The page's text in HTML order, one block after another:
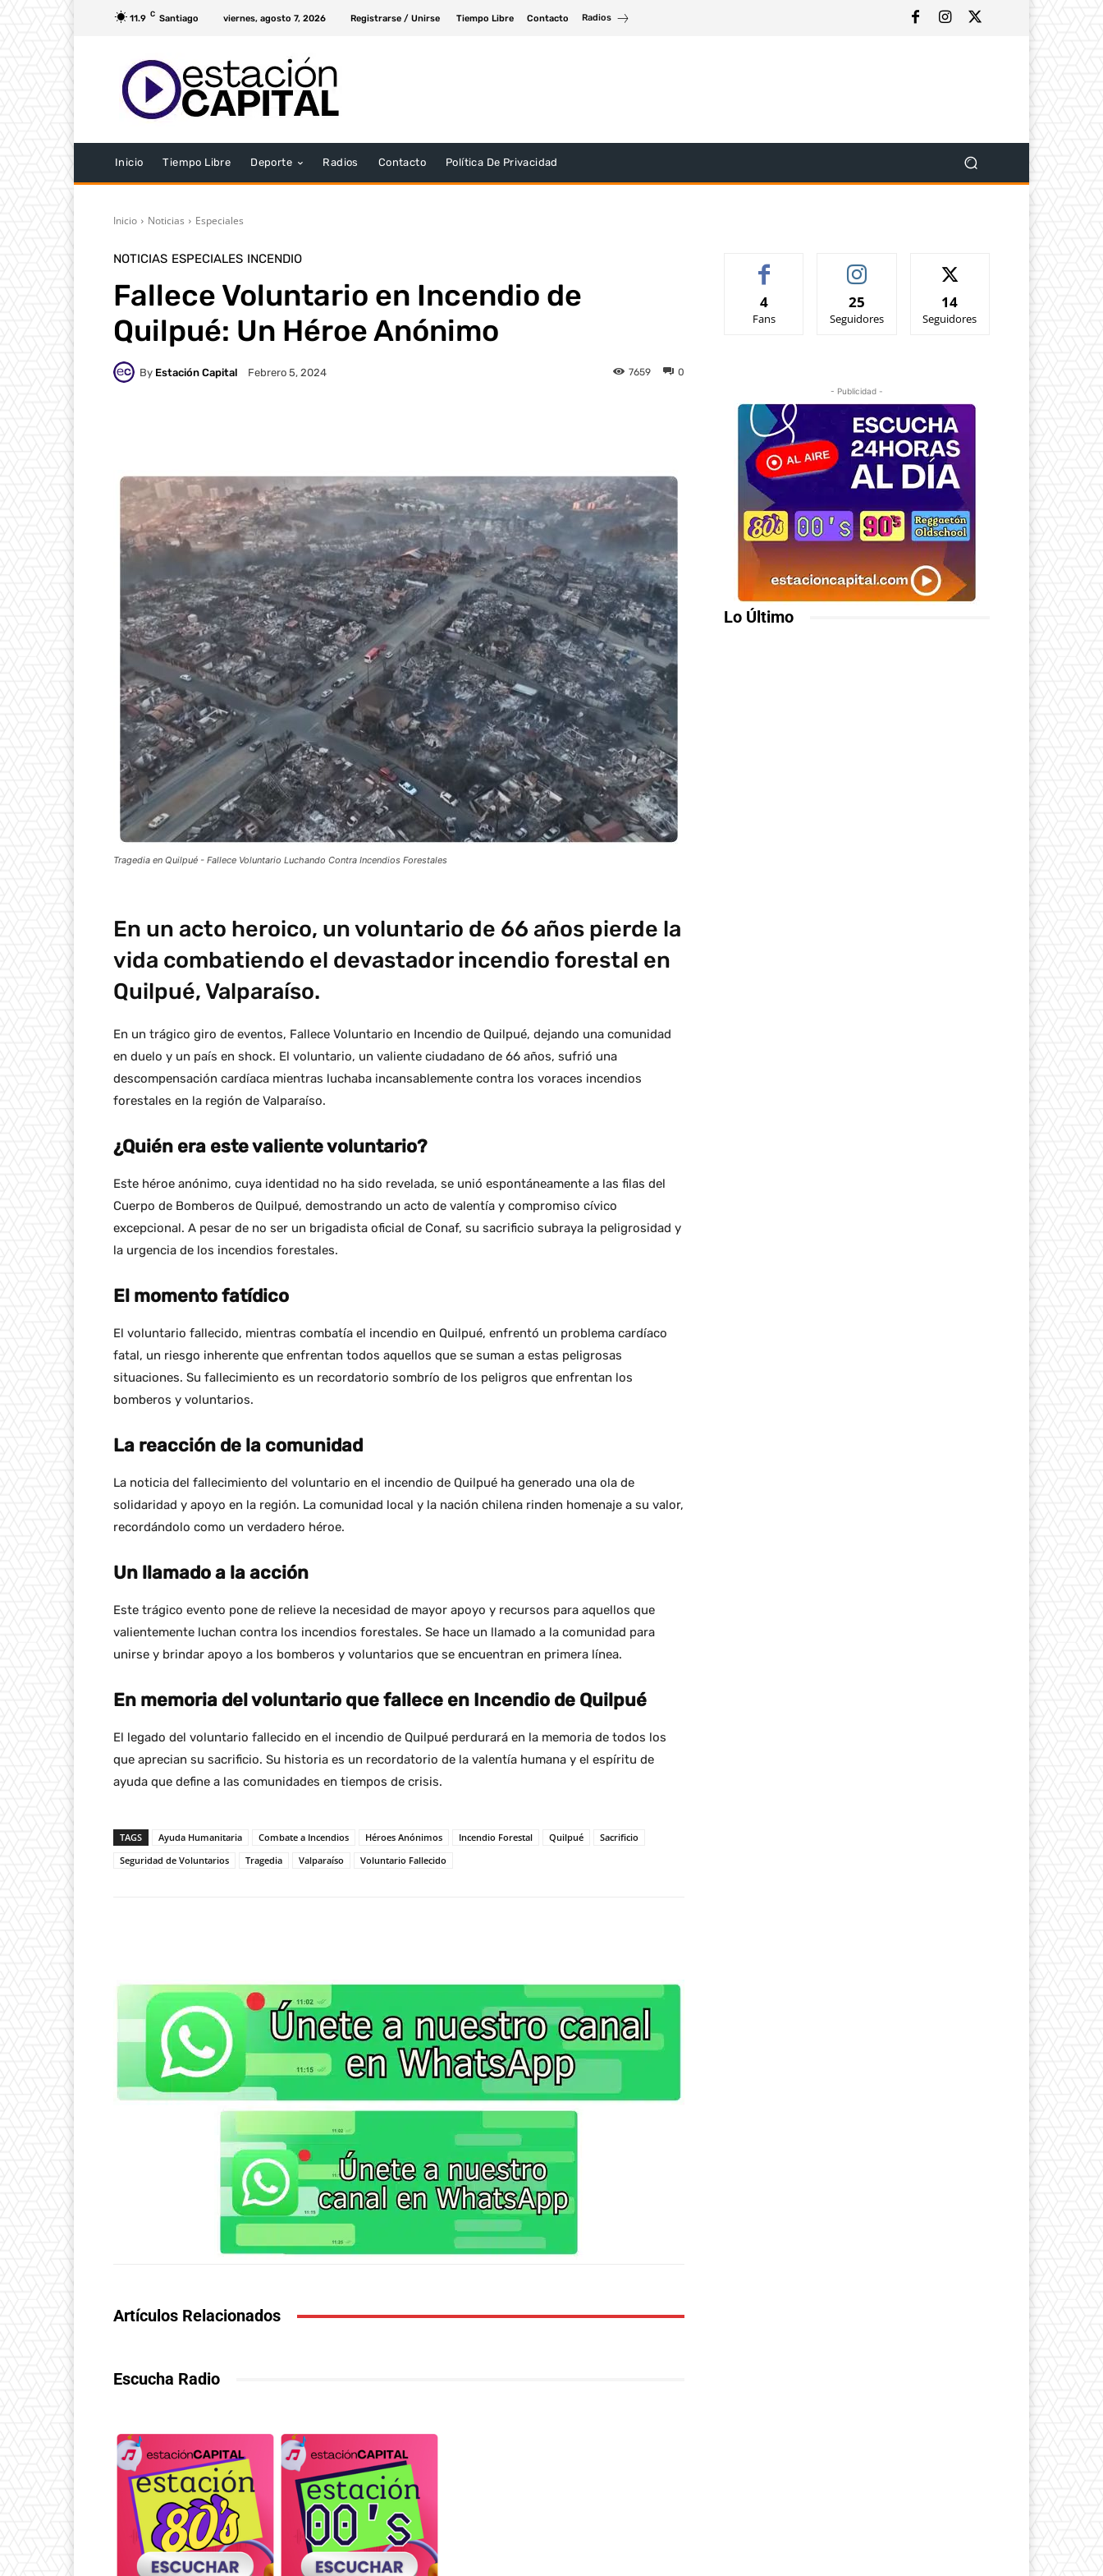
11.9 C Santiago viernes, agosto 7, 2026 Registrarse / Unirse Tiempo Libre Contacto Radios
Inicio Tiempo Libre Deporte Radios Contacto Política De Privacidad
Inicio Noticias Especiales
NOTICIAS ESPECIALES INCENDIO
Fallece Voluntario en Incendio de
Quilpué: Un Héroe Anónimo
By Estación Capital Febrero 5, 2024 0
7659
Tragedia en Quilpué - Fallece Voluntario Luchando Contra Incendios Forestales
En un acto heroico, un voluntario de 66 años pierde la
vida combatiendo el devastador incendio forestal en
Quilpué, Valparaíso.
En un trágico giro de eventos, Fallece Voluntario en Incendio de Quilpué, dejando una comunidad
en duelo y un país en shock. El voluntario, un valiente ciudadano de 66 años, sufrió una
descompensación cardíaca mientras luchaba incansablemente contra los voraces incendios
forestales en la región de Valparaíso.
¿Quién era este valiente voluntario?
Este héroe anónimo, cuya identidad no ha sido revelada, se unió espontáneamente a las filas del
Cuerpo de Bomberos de Quilpué, demostrando un acto de valentía y compromiso cívico
excepcional. A pesar de no ser un brigadista oficial de Conaf, su sacrificio subraya la peligrosidad y
la urgencia de los incendios forestales.
El momento fatídico
El voluntario fallecido, mientras combatía el incendio en Quilpué, enfrentó un problema cardíaco
fatal, un riesgo inherente que enfrentan todos aquellos que se suman a estas peligrosas
situaciones. Su fallecimiento es un recordatorio sombrío de los peligros que enfrentan los
bomberos y voluntarios.
La reacción de la comunidad
La noticia del fallecimiento del voluntario en el incendio de Quilpué ha generado una ola de
solidaridad y apoyo en la región. La comunidad local y la nación chilena rinden homenaje a su valor,
recordándolo como un verdadero héroe.
Un llamado a la acción
Este trágico evento pone de relieve la necesidad de mayor apoyo y recursos para aquellos que
valientemente luchan contra los incendios forestales. Se hace un llamado a la comunidad para
unirse y brindar apoyo a los bomberos y voluntarios que se encuentran en primera línea.
En memoria del voluntario que fallece en Incendio de Quilpué
El legado del voluntario fallecido en el incendio de Quilpué perdurará en la memoria de todos los
que aprecian su sacrificio. Su historia es un recordatorio de la valentía humana y el espíritu de
ayuda que define a las comunidades en tiempos de crisis.
TAGS Ayuda Humanitaria Combate a Incendios Héroes Anónimos Incendio Forestal Quilpué
Sacrificio
Seguridad de Voluntarios
Tragedia Valparaíso Voluntario Fallecido
Artículos Relacionados
Escucha Radio
4
Fans
25
Seguidores
14
Seguidores
- Publicidad -
Lo Último